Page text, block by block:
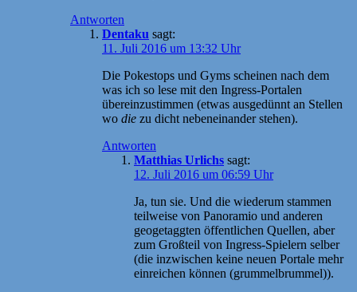
Antworten
Dentaku sagt:
11. Juli 2016 um 13:32 Uhr
Die Pokestops und Gyms scheinen nach dem
was ich so lese mit den Ingress-Portalen
übereinzustimmen (etwas ausgedünnt an Stellen
wo die zu dicht nebeneinander stehen).
Antworten
Matthias Urlichs sagt:
12. Juli 2016 um 06:59 Uhr
Ja, tun sie. Und die wiederum stammen
teilweise von Panoramio und anderen
geogetaggten öffentlichen Quellen, aber
zum Großteil von Ingress-Spielern selber
(die inzwischen keine neuen Portale mehr
einreichen können (grummelbrummel)).